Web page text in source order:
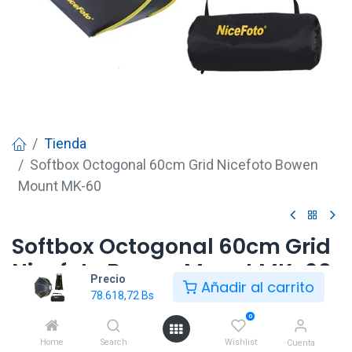
Precio
78.618,72 Bs Añadir al carrito
Home Search
0
Wishlist Cuenta
Tienda
Softbox Octogonal 60cm Grid Nicefoto Bowen
Mount MK-60
Softbox Octogonal 60cm Grid
Nicefoto Bowen Mount MK-60
78.618,72 Bs